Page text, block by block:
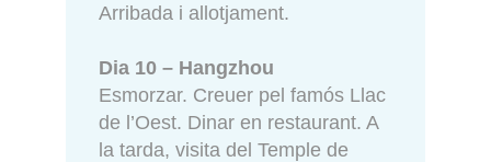
Arribada i allotjament.
Dia 10 – Hangzhou
Esmorzar. Creuer pel famós Llac
de l’Oest. Dinar en restaurant. A
la tarda, visita del Temple de